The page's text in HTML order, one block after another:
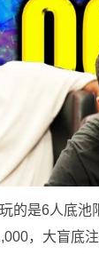
的是6人底池
，大盲底